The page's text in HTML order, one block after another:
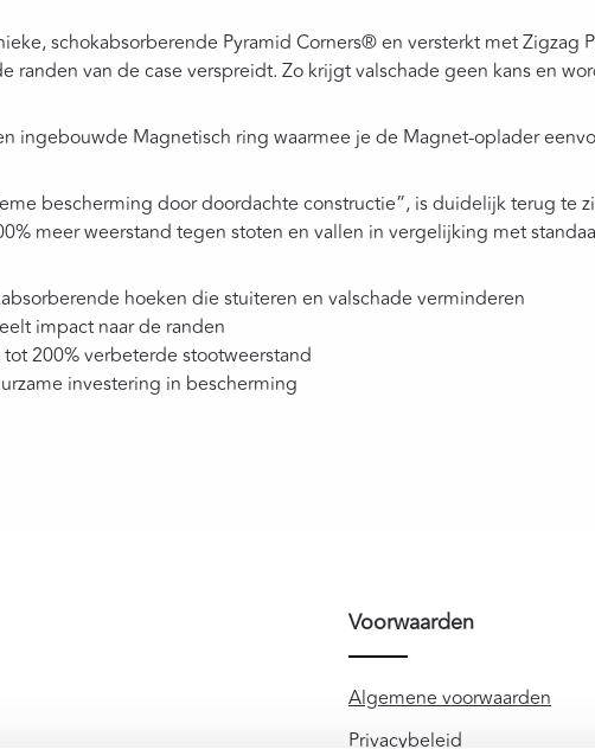
schokabsorberende Pyramid Corners® en versterkt met
randen van de case verspreidt. Zo krijgt valschade geen kans en
ingebouwde Magnetisch ring waarmee je de Magnet-oplader
bescherming door doordachte constructie”, is duidelijk terug te
meer weerstand tegen stoten en vallen in vergelijking met
hoeken die stuiteren en valschade verminderen
impact naar de randen
200% verbeterde stootweerstand
investering in bescherming
Voorwaarden
Algemene voorwaarden
Privacybeleid